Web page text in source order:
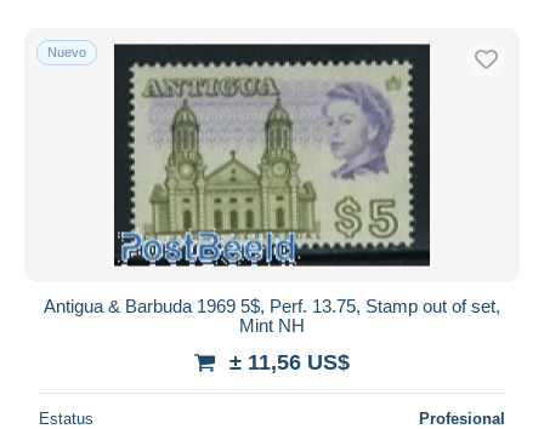
Nuevo
Antigua & Barbuda 1969 5$, Perf. 13.75, Stamp out of set,
Mint NH
± 11,56 US$
Estatus Profesional